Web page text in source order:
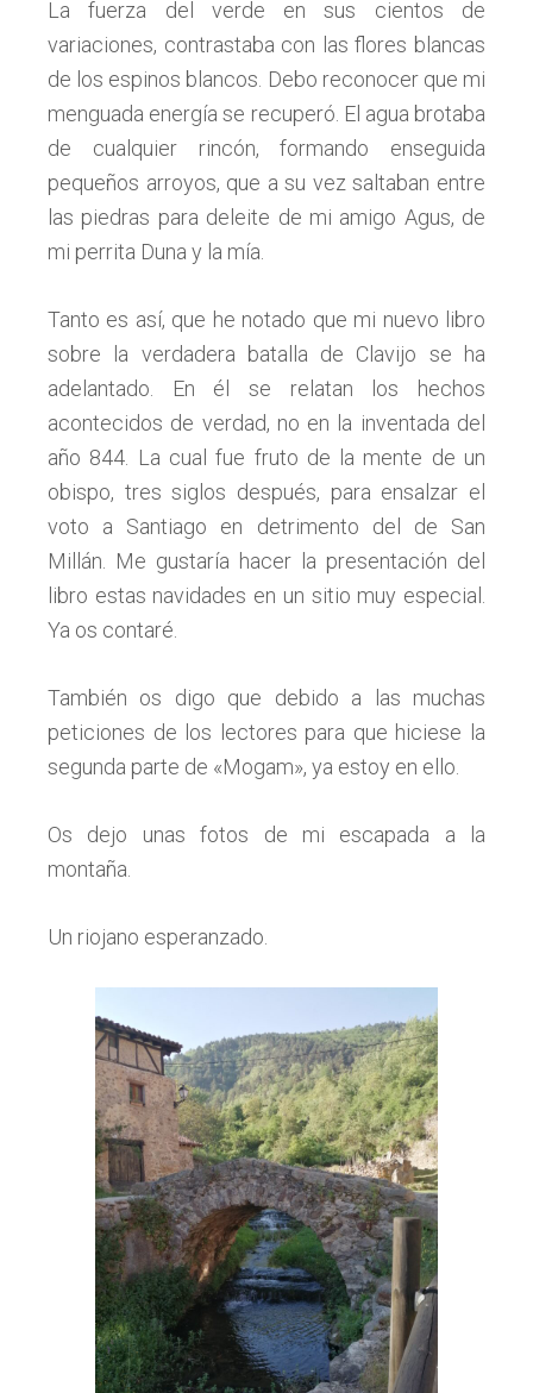
La fuerza del verde en sus cientos de
variaciones, contrastaba con las flores blancas
de los espinos blancos. Debo reconocer que mi
menguada energía se recuperó. El agua brotaba
de cualquier rincón, formando enseguida
pequeños arroyos, que a su vez saltaban entre
las piedras para deleite de mi amigo Agus, de
mi perrita Duna y la mía.
Tanto es así, que he notado que mi nuevo libro
sobre la verdadera batalla de Clavijo se ha
adelantado. En él se relatan los hechos
acontecidos de verdad, no en la inventada del
año 844. La cual fue fruto de la mente de un
obispo, tres siglos después, para ensalzar el
voto a Santiago en detrimento del de San
Millán. Me gustaría hacer la presentación del
libro estas navidades en un sitio muy especial.
Ya os contaré.
También os digo que debido a las muchas
peticiones de los lectores para que hiciese la
segunda parte de «Mogam», ya estoy en ello.
Os dejo unas fotos de mi escapada a la
montaña.
Un riojano esperanzado.